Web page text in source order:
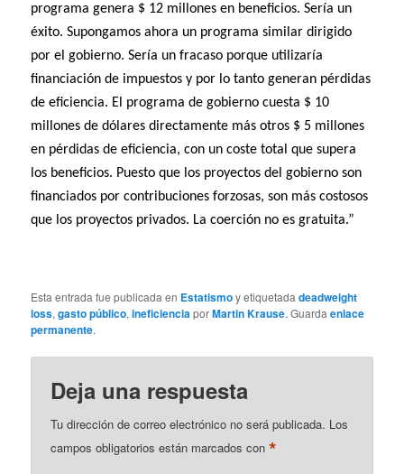
programa genera $ 12 millones en beneficios. Sería un
éxito. Supongamos ahora un programa similar dirigido
por el gobierno. Sería un fracaso porque utilizaría
financiación de impuestos y por lo tanto generan pérdidas
de eficiencia. El programa de gobierno cuesta $ 10
millones de dólares directamente más otros $ 5 millones
en pérdidas de eficiencia, con un coste total que supera
los beneficios. Puesto que los proyectos del gobierno son
financiados por contribuciones forzosas, son más costosos
que los proyectos privados. La coerción no es gratuita.”
Esta entrada fue publicada en Estatismoy etiquetadadeadweight
loss,gasto público,ineficienciaporMartin Krause. Guardaenlace
permanente.
Deja una respuesta
Tu dirección de correo electrónico no será publicada. Los
campos obligatorios están marcados con*